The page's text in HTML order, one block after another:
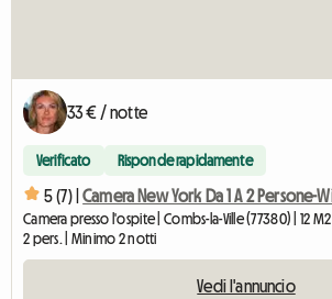
33 € / notte
Verificato Risponde rapidamente
5 (7) |
Camera presso l'ospite | Combs-la-Ville (77380) | 12 M2
2 pers. | Minimo 2 notti
Vedi l'annuncio